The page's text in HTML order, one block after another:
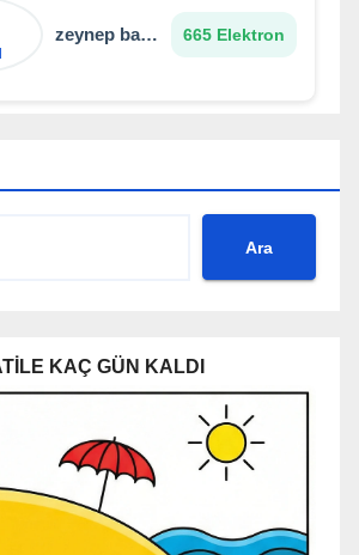
zeynep bade yazlı 665 Elektron
Ara
KAÇ GÜN KALDI